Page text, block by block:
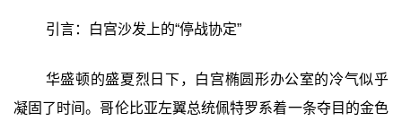
引言：白宫沙发上的“停战协定”
华盛顿的盛夏烈日下，白宫椭圆形办公室的冷气似乎
凝固了时间。哥伦比亚左翼总统佩特罗系着一条夺目的金色